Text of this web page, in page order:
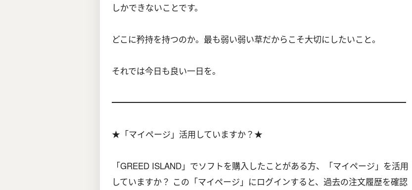
しかできないことです。
どこに矜持を持つのか。最も弱い弱い草だからこそ大切にしたいこと。
それでは今日も良い一日を。
━━━━━━━━━━━━━━━━━━━━━━━━━━━━━━━━━━━
★「マイページ」活用していますか？★
「GREED ISLAND」でソフトを購入したことがある方、「マイページ」を活用
していますか？ この「マイページ」にログインすると、過去の注文履歴を確認